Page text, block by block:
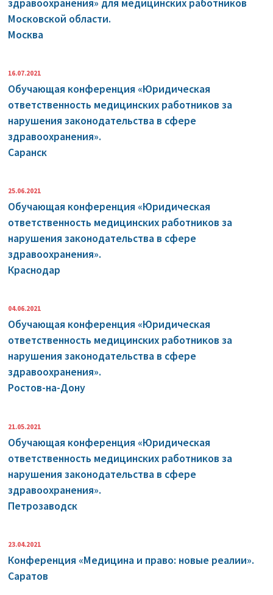
здравоохранения» для медицинских работников
Московской области.
Москва
16.07.2021
Обучающая конференция «Юридическая
ответственность медицинских работников за
нарушения законодательства в сфере
здравоохранения».
Саранск
25.06.2021
Обучающая конференция «Юридическая
ответственность медицинских работников за
нарушения законодательства в сфере
здравоохранения».
Краснодар
04.06.2021
Обучающая конференция «Юридическая
ответственность медицинских работников за
нарушения законодательства в сфере
здравоохранения».
Ростов-на-Дону
21.05.2021
Обучающая конференция «Юридическая
ответственность медицинских работников за
нарушения законодательства в сфере
здравоохранения».
Петрозаводск
23.04.2021
Конференция «Медицина и право: новые реалии».
Саратов